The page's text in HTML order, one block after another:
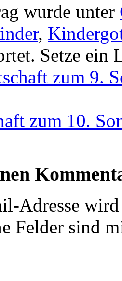
wurde unter
,
Setze ein
zum 9.
zum 10.
Adresse
Felder sind